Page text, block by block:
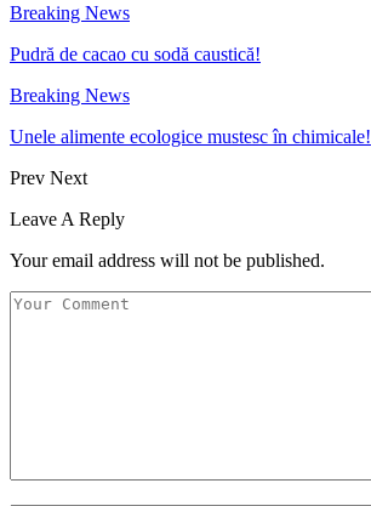
Breaking News
Pudră de cacao cu sodă caustică!
Breaking News
Unele alimente ecologice mustesc în chimicale!
Prev Next
Leave A Reply
Your email address will not be published.